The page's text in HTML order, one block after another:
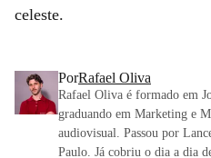
celeste.
PorRafael Oliva
Rafael Oliva é formado em
graduando em Marketing e
audiovisual. Passou por
Paulo. Já cobriu o dia a dia